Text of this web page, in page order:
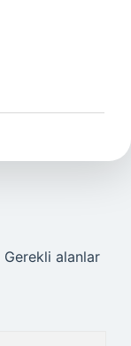
Gerekli alanlar